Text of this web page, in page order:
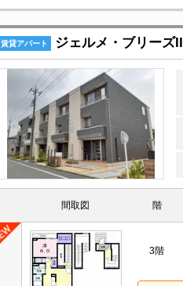
賃貸アパート ジェルメ・ブリーズII
間取図 階
3階